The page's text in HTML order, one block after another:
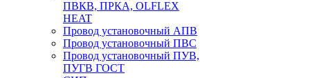
ПВКВ, ПРКА, OLFLEX
HEAT
Провод установочный АПВ
Провод установочный ПВС
Провод установочный ПУВ,
ПУГВ ГОСТ